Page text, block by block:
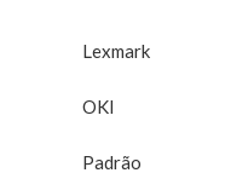
Lexmark
OKI
Padrão